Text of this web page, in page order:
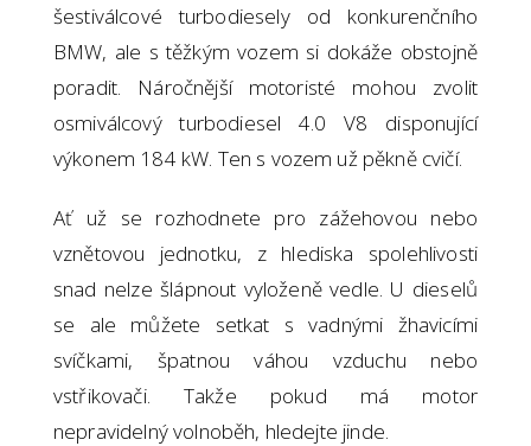
šestiválcové turbodiesely od konkurenčního
BMW, ale s těžkým vozem si dokáže obstojně
poradit. Náročnější motoristé mohou zvolit
osmiválcový turbodiesel 4.0 V8 disponující
výkonem 184 kW. Ten s vozem už pěkně cvičí.
Ať už se rozhodnete pro zážehovou nebo
vznětovou jednotku, z hlediska spolehlivosti
snad nelze šlápnout vyloženě vedle. U dieselů
se ale můžete setkat s vadnými žhavicími
svíčkami, špatnou váhou vzduchu nebo
vstřikovači. Takže pokud má motor
nepravidelný volnoběh, hledejte jinde.